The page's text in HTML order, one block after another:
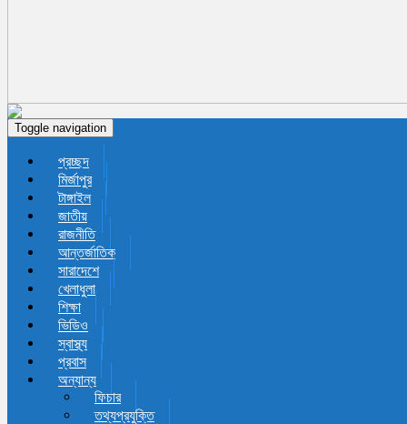
Toggle navigation
প্রচ্ছদ
মির্জাপুর
টাঙ্গাইল
জাতীয়
রাজনীতি
আন্তর্জাতিক
সারাদেশে
খেলাধুলা
শিক্ষা
ভিডিও
স্বাস্থ্য
প্রবাস
অন্যান্য
ফিচার
তথ্যপ্রযুক্তি